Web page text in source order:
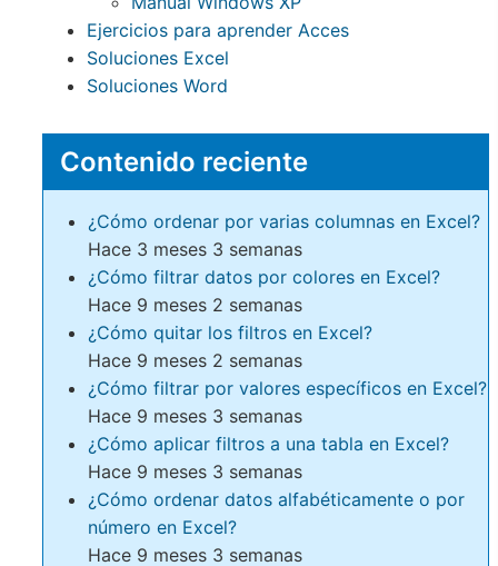
Ejercicios para aprender Acces
Soluciones Excel
Soluciones Word
Contenido reciente
¿Cómo ordenar por varias columnas en Excel?
Hace 3 meses 3 semanas
¿Cómo filtrar datos por colores en Excel?
Hace 9 meses 2 semanas
¿Cómo quitar los filtros en Excel?
Hace 9 meses 2 semanas
¿Cómo filtrar por valores específicos en Excel?
Hace 9 meses 3 semanas
¿Cómo aplicar filtros a una tabla en Excel?
Hace 9 meses 3 semanas
¿Cómo ordenar datos alfabéticamente o por
número en Excel?
Hace 9 meses 3 semanas